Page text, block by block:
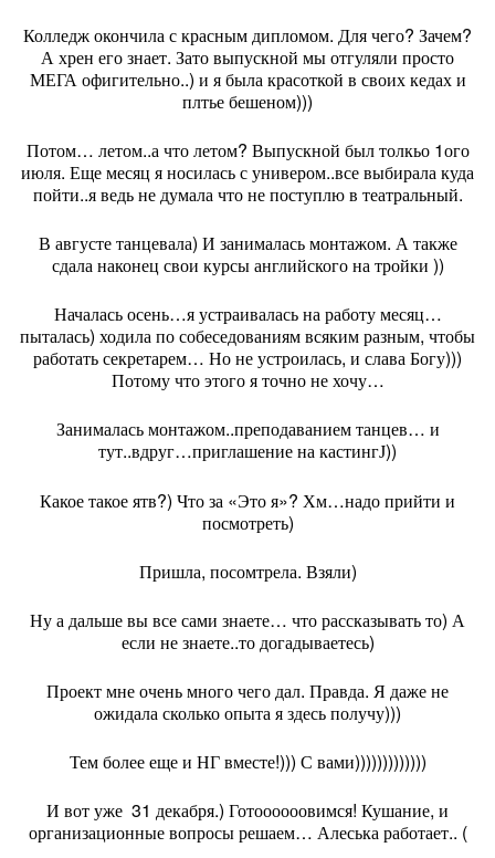
Колледж окончила с красным дипломом. Для чего? Зачем?
А хрен его знает. Зато выпускной мы отгуляли просто
МЕГА офигительно..) и я была красоткой в своих кедах и
плтье бешеном)))
Потом… летом..а что летом? Выпускной был толкьо 1ого
июля. Еще месяц я носилась с универом..все выбирала куда
пойти..я ведь не думала что не поступлю в театральный.
В августе танцевала) И занималась монтажом. А также
сдала наконец свои курсы английского на тройки ))
Началась осень…я устраивалась на работу месяц…
пыталась) ходила по собеседованиям всяким разным, чтобы
работать секретарем… Но не устроилась, и слава Богу)))
Потому что этого я точно не хочу…
Занималась монтажом..преподаванием танцев… и
тут..вдруг…приглашение на кастингJ))
Какое такое ятв?) Что за «Это я»? Хм…надо прийти и
посмотреть)
Пришла, посомтрела. Взяли)
Ну а дальше вы все сами знаете… что рассказывать то) А
если не знаете..то догадываетесь)
Проект мне очень много чего дал. Правда. Я даже не
ожидала сколько опыта я здесь получу)))
Тем более еще и НГ вместе!))) С вами)))))))))))))
И вот уже 31 декабря.) Готоооооовимся! Кушание, и
организационные вопросы решаем… Алеська работает.. (